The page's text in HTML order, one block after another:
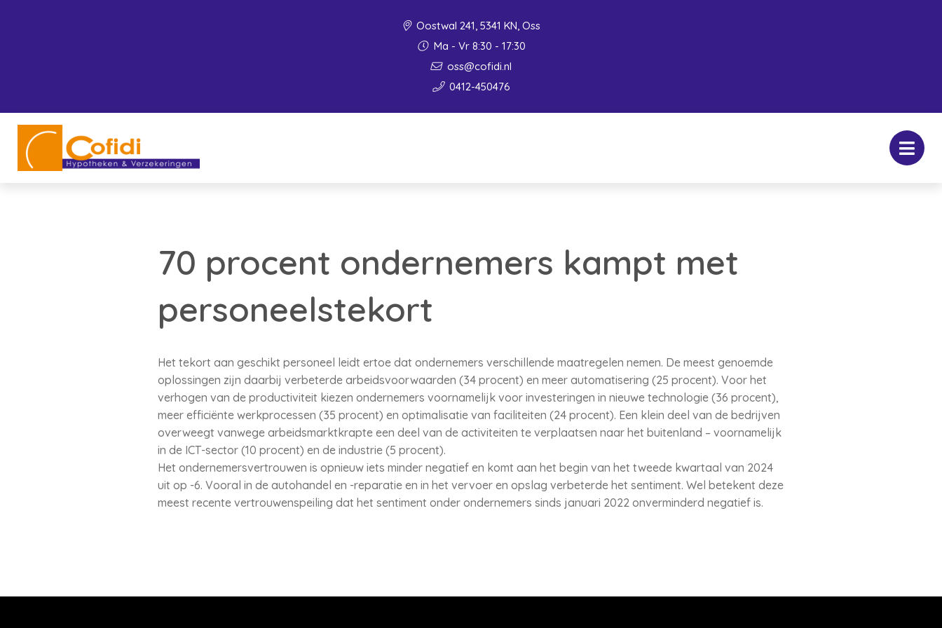
Oostwal 241, 5341 KN, Oss
Ma - Vr 8:30 - 17:30
oss@cofidi.nl
0412-450476
70 procent ondernemers kampt met
personeelstekort
Het tekort aan geschikt personeel leidt ertoe dat ondernemers verschillende maatregelen nemen. De meest genoemde
oplossingen zijn daarbij verbeterde arbeidsvoorwaarden (34 procent) en meer automatisering (25 procent). Voor het
verhogen van de productiviteit kiezen ondernemers voornamelijk voor investeringen in nieuwe technologie (36 procent),
meer efficiënte werkprocessen (35 procent) en optimalisatie van faciliteiten (24 procent). Een klein deel van de bedrijven
overweegt vanwege arbeidsmarktkrapte een deel van de activiteiten te verplaatsen naar het buitenland – voornamelijk
in de ICT-sector (10 procent) en de industrie (5 procent).
Het ondernemersvertrouwen is opnieuw iets minder negatief en komt aan het begin van het tweede kwartaal van 2024
uit op -6. Vooral in de autohandel en -reparatie en in het vervoer en opslag verbeterde het sentiment. Wel betekent deze
meest recente vertrouwenspeiling dat het sentiment onder ondernemers sinds januari 2022 onverminderd negatief is.